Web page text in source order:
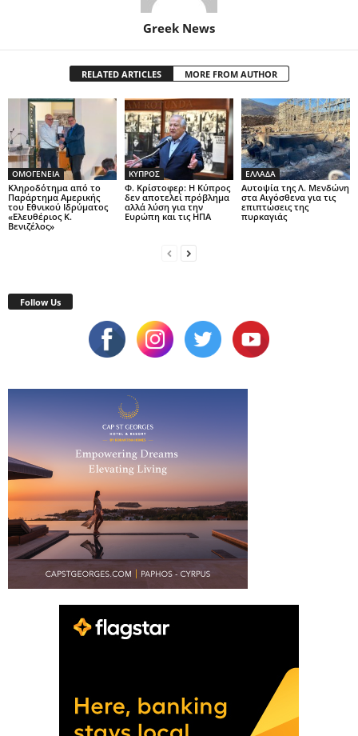
Greek News
RELATED ARTICLES MORE FROM AUTHOR
ΟΜΟΓΕΝΕΙΑ
Κληροδότημα από το
Παράρτημα Αμερικής
του Εθνικού Ιδρύματος
«Ελευθέριος Κ.
Βενιζέλος»
ΚΥΠΡΟΣ
Φ. Κρίστοφερ: Η Κύπρος
δεν αποτελεί πρόβλημα
αλλά λύση για την
Ευρώπη και τις ΗΠΑ
ΕΛΛΑΔΑ
Αυτοψία της Λ. Μενδώνη
στα Αιγόσθενα για τις
επιπτώσεις της
πυρκαγιάς
Follow Us